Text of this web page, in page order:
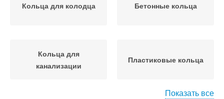
Кольца для колодца Бетонные кольца
Кольца для
канализации
Пластиковые кольца
Показать все